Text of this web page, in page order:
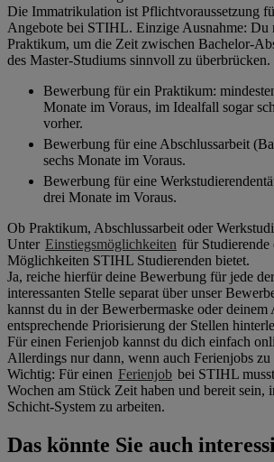
Die Immatrikulation ist Pflichtvoraussetzung
Angebote bei STIHL. Einzige Ausnahme: Du
Praktikum, um die Zeit zwischen Bachelor-
des Master-Studiums sinnvoll zu überbrücken.
Bewerbung für ein Praktikum:
Monate im Voraus, im Idealfall sogar
vorher.
Bewerbung für eine Abschlussarbeit
sechs Monate im Voraus.
Bewerbung für eine
drei Monate im Voraus.
Ob Praktikum, Abschlussarbeit oder
Unter Einstiegsmöglichkeiten für Studierende
Möglichkeiten STIHL Studierenden bietet.
Ja, reiche hierfür deine Bewerbung für jede
interessanten Stelle separat über unser
kannst du in der Bewerbermaske oder deinem
entsprechende Priorisierung der Stellen
Für einen Ferienjob kannst du dich einfach
Allerdings nur dann, wenn auch Ferienjobs zu
Wichtig: Für einen Ferienjob bei STIHL
Wochen am Stück Zeit haben und bereit
Schicht-System zu arbeiten.
Das könnte Sie auch